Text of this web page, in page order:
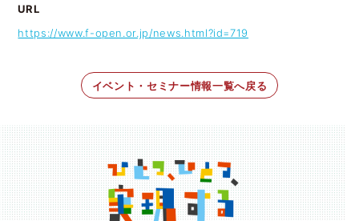
URL
https://www.f-open.or.jp/news.html?id=719
イベント・セミナー情報一覧へ戻る